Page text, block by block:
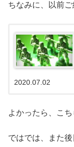
ちなみに、以前
2020.07.02
よかったら、こ
ではでは、また後